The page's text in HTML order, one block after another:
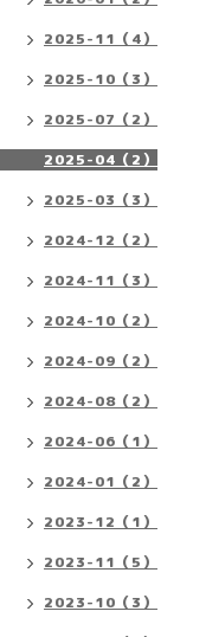
2025-11（4）
2025-10（3）
2025-07（2）
2025-04（2）
2025-03（3）
2024-12（2）
2024-11（3）
2024-10（2）
2024-09（2）
2024-08（2）
2024-06（1）
2024-01（2）
2023-12（1）
2023-11（5）
2023-10（3）